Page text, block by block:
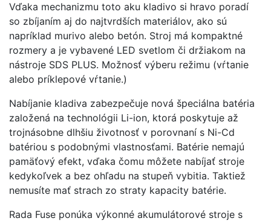
Vďaka mechanizmu toto aku kladivo si hravo poradí
so zbíjaním aj do najtvrdších materiálov, ako sú
napríklad murivo alebo betón. Stroj má kompaktné
rozmery a je vybavené LED svetlom či držiakom na
nástroje SDS PLUS. Možnosť výberu režimu (vŕtanie
alebo príklepové vŕtanie.)
Nabíjanie kladiva zabezpečuje nová špeciálna batéria
založená na technológii Li-ion, ktorá poskytuje až
trojnásobne dlhšiu životnosť v porovnaní s Ni-Cd
batériou s podobnými vlastnosťami. Batérie nemajú
pamäťový efekt, vďaka čomu môžete nabíjať stroje
kedykoľvek a bez ohľadu na stupeň vybitia. Taktiež
nemusíte mať strach zo straty kapacity batérie.
Rada Fuse ponúka výkonné akumulátorové stroje s